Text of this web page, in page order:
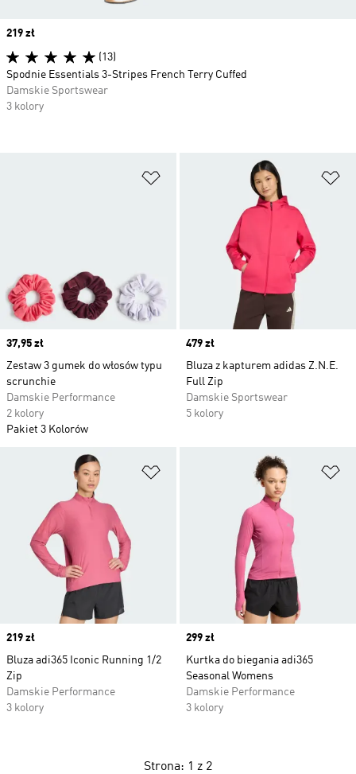
Dodaj do listy życzeń
Price
37,95 zł
Zestaw 3 gumek do włosów typu
scrunchie
Damskie Performance
2 kolory
Pakiet 3 Kolorów
Price
479 zł
Bluza z kapturem adidas Z.N.E.
Full Zip
Damskie Sportswear
5 kolory
Dodaj do listy życzeń
Price
219 zł
Bluza adi365 Iconic Running 1/2
Zip
Damskie Performance
3 kolory
Price
299 zł
Kurtka do biegania adi365
Seasonal Womens
Damskie Performance
3 kolory
Price
219 zł
(13)
Spodnie Essentials 3-Stripes French Terry Cuffed
Damskie Sportswear
3 kolory
Strona: 1 z 2